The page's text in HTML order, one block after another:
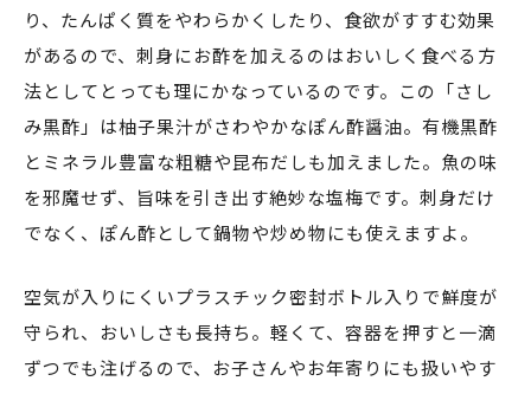
り、たんぱく質をやわらかくしたり、食欲がすすむ効果
があるので、刺身にお酢を加えるのはおいしく食べる方
法としてとっても理にかなっているのです。この「さし
み黒酢」は柚子果汁がさわやかなぽん酢醤油。有機黒酢
とミネラル豊富な粗糖や昆布だしも加えました。魚の味
を邪魔せず、旨味を引き出す絶妙な塩梅です。刺身だけ
でなく、ぽん酢として鍋物や炒め物にも使えますよ。
空気が入りにくいプラスチック密封ボトル入りで鮮度が
守られ、おいしさも長持ち。軽くて、容器を押すと一滴
ずつでも注げるので、お子さんやお年寄りにも扱いやす